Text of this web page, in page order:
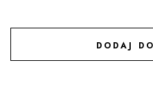
DODAJ
DODAJ